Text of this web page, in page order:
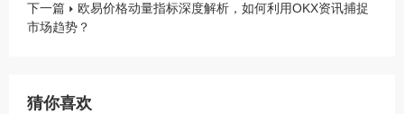
下一篇
欧易价格动量指标深度解析，如何利用OKX资讯捕捉
市场趋势？
猜你喜欢